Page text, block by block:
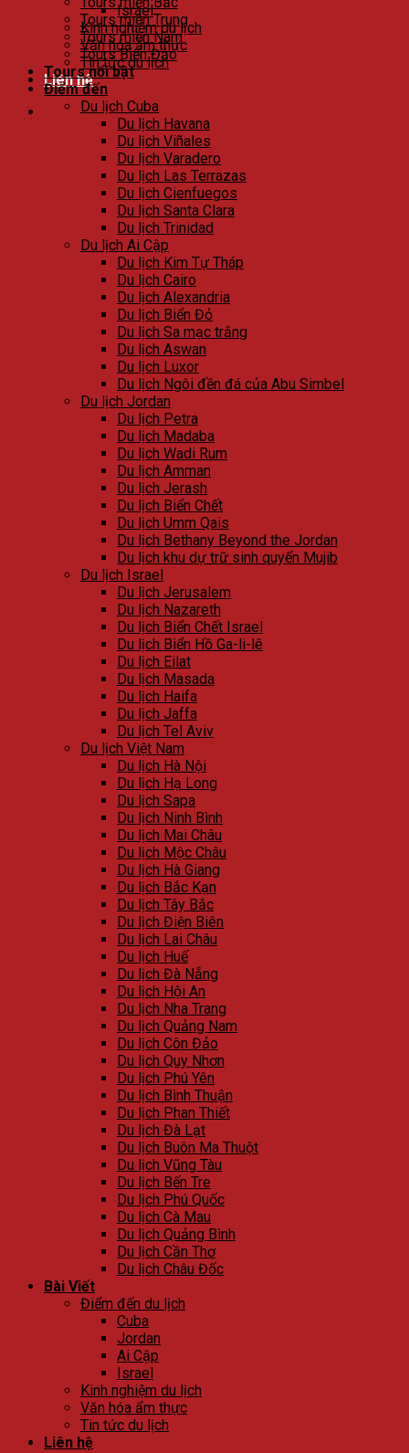
Israel
Kinh nghiệm du lịch
Văn hóa ẩm thực
Tin tức du lịch
Liên hệ
Tours miền Trung
Tours miền Nam
Tours Biển Đảo
Tours nổi bật
Điểm đến
Du lịch Cuba
Du lịch Havana
Du lịch Viñales
Du lịch Varadero
Du lịch Las Terrazas
Du lịch Cienfuegos
Du lịch Santa Clara
Du lịch Trinidad
Du lịch Ai Cập
Du lịch Kim Tự Tháp
Du lịch Cairo
Du lịch Alexandria
Du lịch Biển Đỏ
Du lịch Sa mạc trắng
Du lịch Aswan
Du lịch Luxor
Du lịch Ngôi đền đá của Abu Simbel
Du lịch Jordan
Du lịch Petra
Du lịch Madaba
Du lịch Wadi Rum
Du lịch Amman
Du lịch Jerash
Du lịch Biển Chết
Du lịch Umm Qais
Du lịch Bethany Beyond the Jordan
Du lịch khu dự trữ sinh quyển Mujib
Du lịch Israel
Du lịch Jerusalem
Du lịch Nazareth
Du lịch Biển Chết Israel
Du lịch Biển Hồ Ga-li-lê
Du lịch Eilat
Du lịch Masada
Du lịch Haifa
Du lịch Jaffa
Du lịch Tel Aviv
Du lịch Việt Nam
Du lịch Hà Nội
Du lịch Hạ Long
Du lịch Sapa
Du lịch Ninh Bình
Du lịch Mai Châu
Du lịch Mộc Châu
Du lịch Hà Giang
Du lịch Bắc Kạn
Du lịch Tây Bắc
Du lịch Điện Biên
Du lịch Lai Châu
Du lịch Huế
Du lịch Đà Nẵng
Du lịch Hội An
Du lịch Nha Trang
Du lịch Quảng Nam
Du lịch Côn Đảo
Du lịch Quy Nhơn
Du lịch Phú Yên
Du lịch Bình Thuận
Du lịch Phan Thiết
Du lịch Đà Lạt
Du lịch Buôn Ma Thuột
Du lịch Vũng Tàu
Du lịch Bến Tre
Du lịch Phú Quốc
Du lịch Cà Mau
Du lịch Quảng Bình
Du lịch Cần Thơ
Du lịch Châu Đốc
Bài Viết
Điểm đến du lịch
Cuba
Jordan
Ai Cập
Israel
Kinh nghiệm du lịch
Văn hóa ẩm thực
Tin tức du lịch
Liên hệ